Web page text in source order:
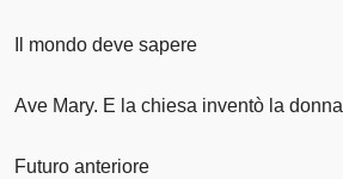
Il mondo deve sapere
Ave Mary. E la chiesa inventò la donna
Futuro anteriore